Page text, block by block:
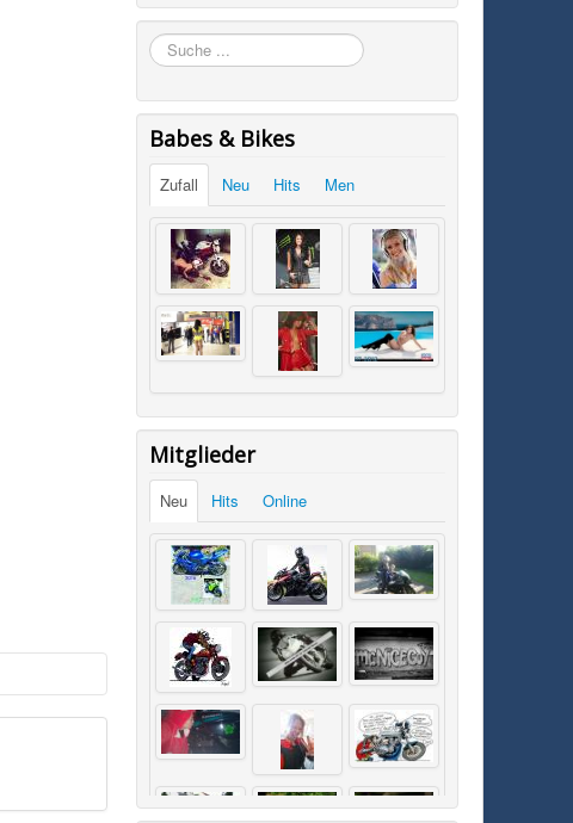
FSK0
Suchen
Babes & Bikes
Zufall Neu Hits Men
Mitglieder
Neu Hits Online